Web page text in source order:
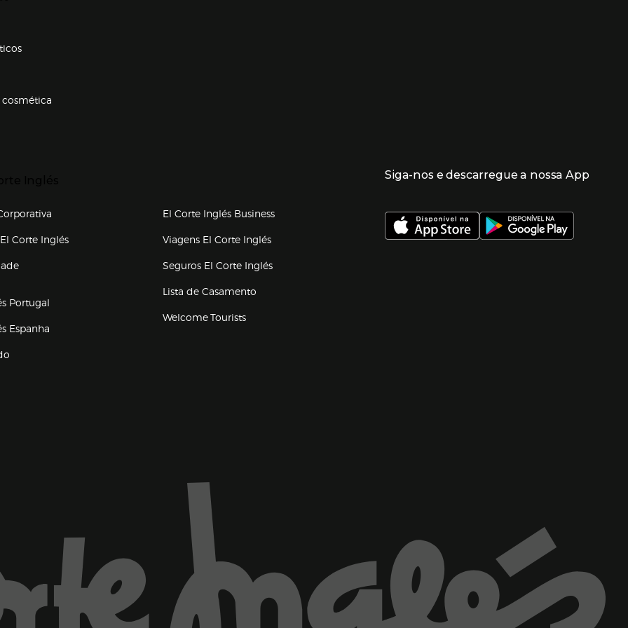
Corte Inglés(abre en nueva ventana)
Portugal
Espanha
El Corte Inglés Business
Viagens El Corte Inglés(abre en nueva ventana)
Seguros El Corte Inglés(abre en nueva ventana)
Lista de Casamento
Welcome Tourists
Siga-nos e descarregue a nossa App
Marca El Corte Inglés